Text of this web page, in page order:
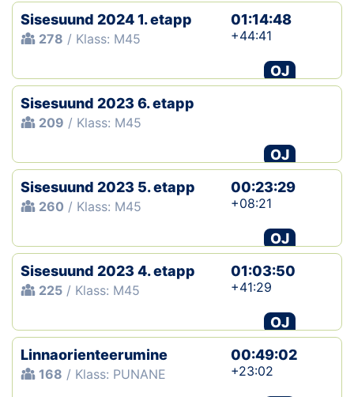
Sisesuund 2024 1. etapp
278 / Klass: M45
01:14:48
+44:41
OJ
Sisesuund 2023 6. etapp
209 / Klass: M45
OJ
Sisesuund 2023 5. etapp
260 / Klass: M45
00:23:29
+08:21
OJ
Sisesuund 2023 4. etapp
225 / Klass: M45
01:03:50
+41:29
OJ
Linnaorienteerumine
168 / Klass: PUNANE
00:49:02
+23:02